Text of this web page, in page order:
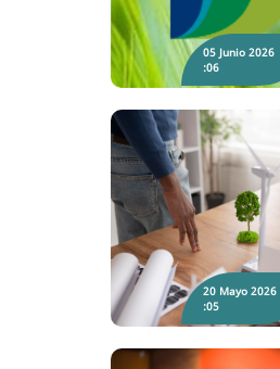
05 Junio 2026
:06
La energía comunitaria se
motor de resiliencia en Europa
20 Mayo 2026
:05